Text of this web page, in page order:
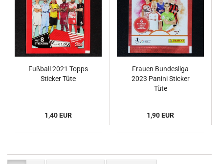
Fußball 2021 Topps
Sticker Tüte
1,40 EUR
Frauen Bundesliga
2023 Panini Sticker
Tüte
1,90 EUR